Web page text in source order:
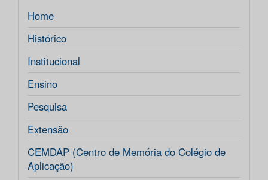
Home
Histórico
Institucional
Ensino
Pesquisa
Extensão
CEMDAP (Centro de Memória do Colégio de
Aplicação)